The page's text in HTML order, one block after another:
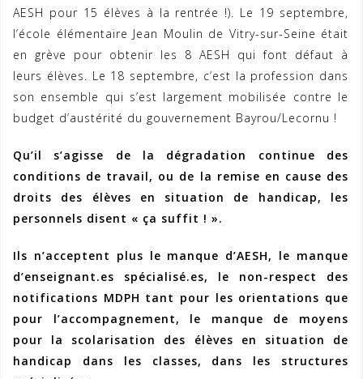
AESH pour 15 élèves à la rentrée !). Le 19 septembre,
l’école élémentaire Jean Moulin de Vitry-sur-Seine était
en grève pour obtenir les 8 AESH qui font défaut à
leurs élèves. Le 18 septembre, c’est la profession dans
son ensemble qui s’est largement mobilisée contre le
budget d’austérité du gouvernement Bayrou/Lecornu !
Qu’il s’agisse de la dégradation continue des
conditions de travail, ou de la remise en cause des
droits des élèves en situation de handicap, les
personnels disent « ça suffit ! ».
Ils n’acceptent plus le manque d’AESH, le manque
d’enseignant.es spécialisé.es, le non-respect des
notifications MDPH tant pour les orientations que
pour l’accompagnement, le manque de moyens
pour la scolarisation des élèves en situation de
handicap dans les classes, dans les structures